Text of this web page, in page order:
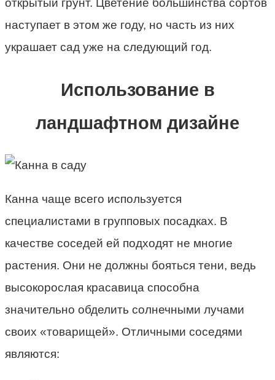
открытый грунт. Цветение большинства сортов
наступает в этом же году, но часть из них
украшает сад уже на следующий год.
Использование в
ландшафтном дизайне
Канна чаще всего используется
специалистами в групповых посадках. В
качестве соседей ей подходят не многие
растения. Они не должны бояться тени, ведь
высокорослая красавица способна
значительно обделить солнечными лучами
своих «товарищей». Отличными соседями
являются: